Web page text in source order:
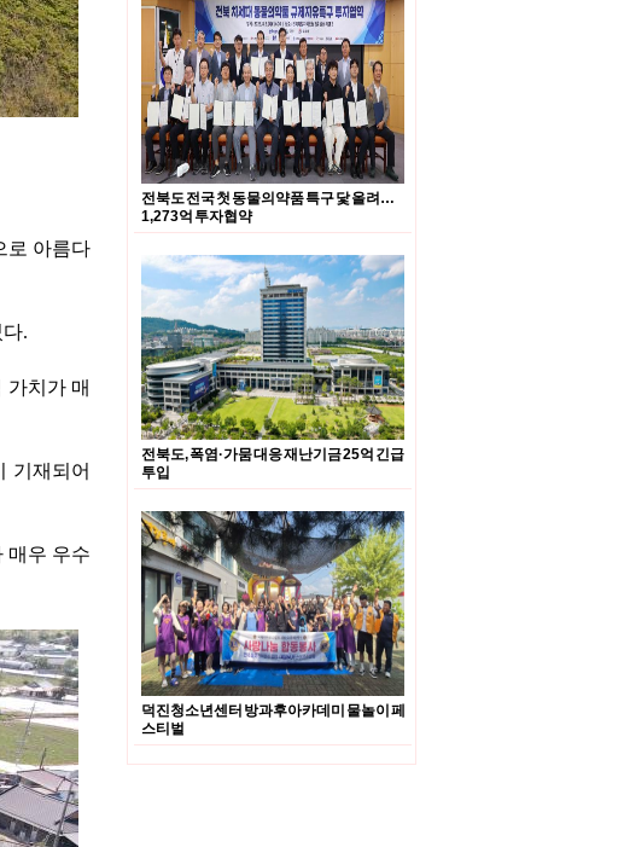
로 아름다
.
가치가 매
기재되어
매우 우수
전북도 전국 첫 동물의약품 특구 닻 올려…
1,273억 투자협약
전북도, 폭염·가뭄 대응 재난기금 25억 긴급
투입
덕진청소년센터 방과후아카데미 물놀이 페
스티벌